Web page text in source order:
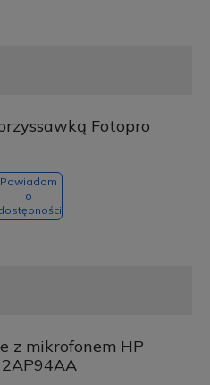
Fotopro
Powiadom
o
z mikrofonem HP